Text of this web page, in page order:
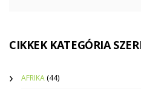
CIKKEK KATEGÓRIA
AFRIKA (44)